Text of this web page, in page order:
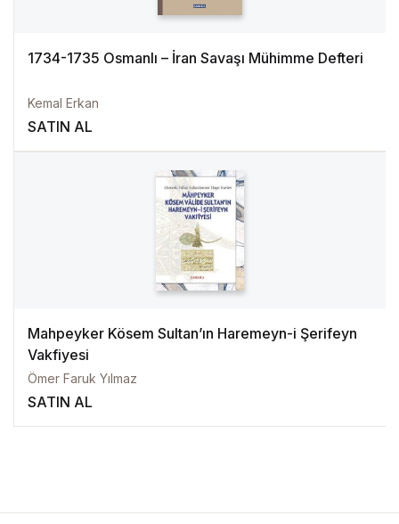
1734-1735 Osmanlı – İran Savaşı Mühimme Defteri
Kemal Erkan
SATIN AL
Mahpeyker Kösem Sultan’ın Haremeyn-i Şerifeyn
Vakfiyesi
Ömer Faruk Yılmaz
SATIN AL